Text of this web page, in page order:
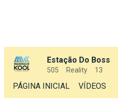
Estação Do Boss
505 Reality 13
PÁGINA INICIAL VÍDEOS